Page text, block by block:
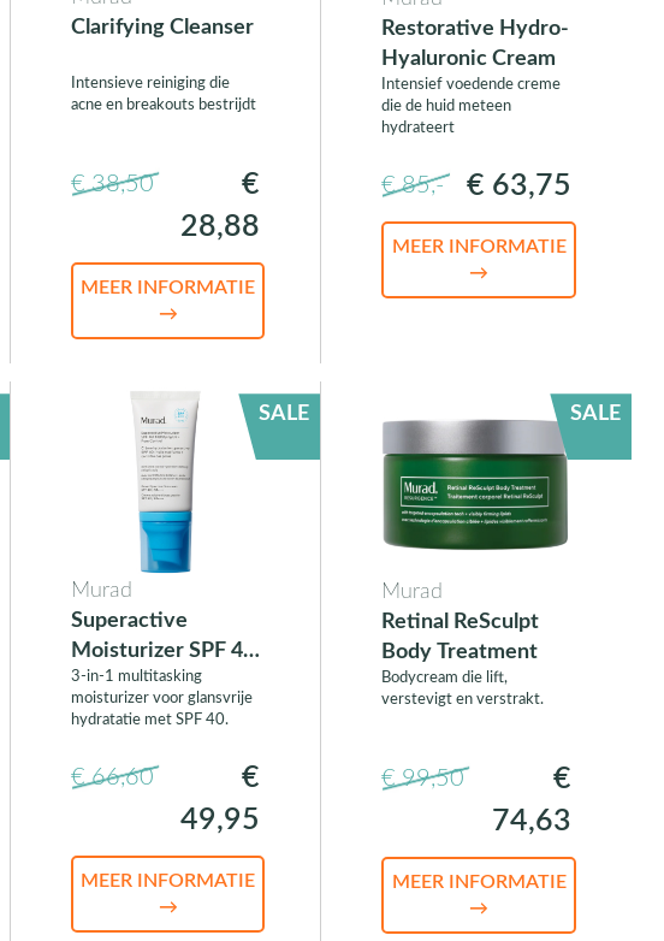
Clarifying Cleanser
Intensieve reiniging die
acne en breakouts bestrijdt
€ 38,50
€
28,88
MEER INFORMATIE
→
Restorative Hydro-
Hyaluronic Cream
Intensief voedende creme
die de huid meteen
hydrateert
€ 85,- € 63,75
MEER INFORMATIE
→
SALE
Murad
Superactive
Moisturizer SPF 40
Mattifying Oil +
Pore Control
3-in-1 multitasking
moisturizer voor glansvrije
hydratatie met SPF 40.
€ 66,60
€
49,95
MEER INFORMATIE
→
SALE
Murad
Retinal ReSculpt
Body Treatment
Bodycream die lift,
verstevigt en verstrakt.
€ 99,50
€
74,63
MEER INFORMATIE
→